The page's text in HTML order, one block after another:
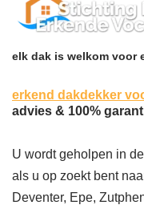
elk dak is welkom voor
erkend dakdekker
advies & 100%
U wordt geholpen in
als u op zoekt bent
Deventer, Epe,